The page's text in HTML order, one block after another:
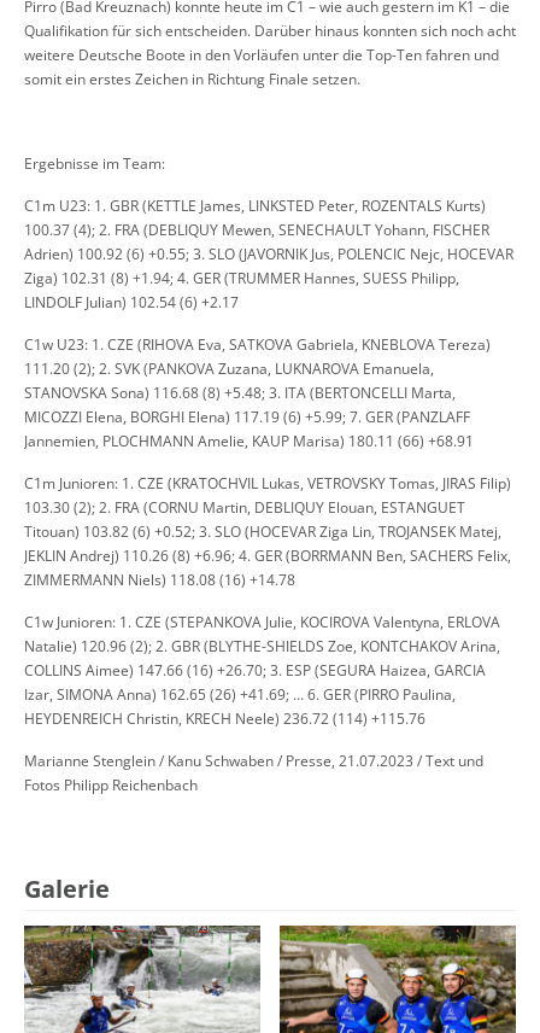
Pirro (Bad Kreuznach) konnte heute im C1 – wie auch gestern im K1 – die
Qualifikation für sich entscheiden. Darüber hinaus konnten sich noch acht
weitere Deutsche Boote in den Vorläufen unter die Top-Ten fahren und
somit ein erstes Zeichen in Richtung Finale setzen.
Ergebnisse im Team:
C1m U23: 1. GBR (KETTLE James, LINKSTED Peter, ROZENTALS Kurts)
100.37 (4); 2. FRA (DEBLIQUY Mewen, SENECHAULT Yohann, FISCHER
Adrien) 100.92 (6) +0.55; 3. SLO (JAVORNIK Jus, POLENCIC Nejc, HOCEVAR
Ziga) 102.31 (8) +1.94; 4. GER (TRUMMER Hannes, SUESS Philipp,
LINDOLF Julian) 102.54 (6) +2.17
C1w U23: 1. CZE (RIHOVA Eva, SATKOVA Gabriela, KNEBLOVA Tereza)
111.20 (2); 2. SVK (PANKOVA Zuzana, LUKNAROVA Emanuela,
STANOVSKA Sona) 116.68 (8) +5.48; 3. ITA (BERTONCELLI Marta,
MICOZZI Elena, BORGHI Elena) 117.19 (6) +5.99; 7. GER (PANZLAFF
Jannemien, PLOCHMANN Amelie, KAUP Marisa) 180.11 (66) +68.91
C1m Junioren: 1. CZE (KRATOCHVIL Lukas, VETROVSKY Tomas, JIRAS Filip)
103.30 (2); 2. FRA (CORNU Martin, DEBLIQUY Elouan, ESTANGUET
Titouan) 103.82 (6) +0.52; 3. SLO (HOCEVAR Ziga Lin, TROJANSEK Matej,
JEKLIN Andrej) 110.26 (8) +6.96; 4. GER (BORRMANN Ben, SACHERS Felix,
ZIMMERMANN Niels) 118.08 (16) +14.78
C1w Junioren: 1. CZE (STEPANKOVA Julie, KOCIROVA Valentyna, ERLOVA
Natalie) 120.96 (2); 2. GBR (BLYTHE-SHIELDS Zoe, KONTCHAKOV Arina,
COLLINS Aimee) 147.66 (16) +26.70; 3. ESP (SEGURA Haizea, GARCIA
Izar, SIMONA Anna) 162.65 (26) +41.69; … 6. GER (PIRRO Paulina,
HEYDENREICH Christin, KRECH Neele) 236.72 (114) +115.76
Marianne Stenglein / Kanu Schwaben / Presse, 21.07.2023 / Text und
Fotos Philipp Reichenbach
Galerie